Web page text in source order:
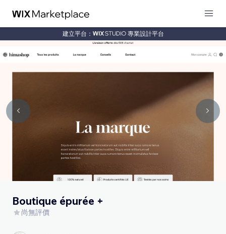
建立平台： 專業設計平台
Boutique épurée +
尚無評價